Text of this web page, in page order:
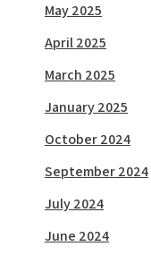
May 2025
April 2025
March 2025
January 2025
October 2024
September 2024
July 2024
June 2024